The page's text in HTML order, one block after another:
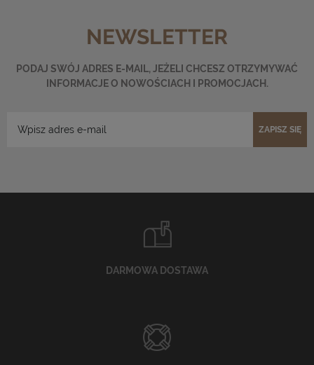
NEWSLETTER
PODAJ SWÓJ ADRES E-MAIL, JEŻELI CHCESZ OTRZYMYWAĆ
INFORMACJE O NOWOŚCIACH I PROMOCJACH.
ZAPISZ SIĘ
DARMOWA DOSTAWA